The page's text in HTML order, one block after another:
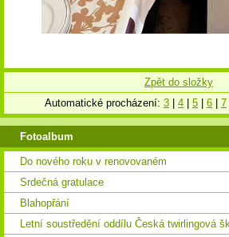
Zpět do složky
Automatické procházení: 3 4 5 6 7
Fotoalbum
Do nového roku v renovovaném
Srdečná gratulace
Blahopřání
Letní soustředění oddílu Česká twirlingová